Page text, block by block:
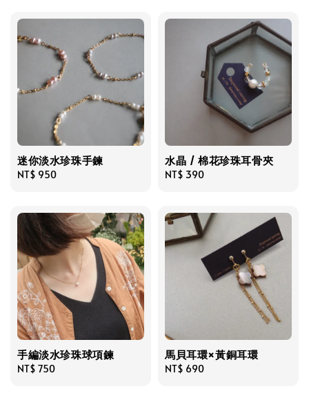
迷你淡水珍珠手鍊
Regular
NT$ 950
水晶 / 棉花珍珠耳骨夾
Regular
NT$ 390
手編淡水珍珠球項鍊
Regular
NT$ 750
馬貝耳環×黃銅耳環
Regular
NT$ 690